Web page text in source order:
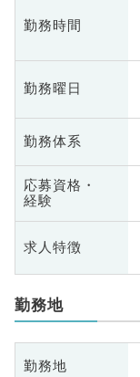
勤務時間
勤務曜日
勤務体系
応募資格・
経験
求人特徴
勤務地
勤務地